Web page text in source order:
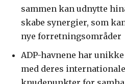
sammen kan udnytte
skabe synergier, som
nye forretningsområder
ADP-havnene har
med deres